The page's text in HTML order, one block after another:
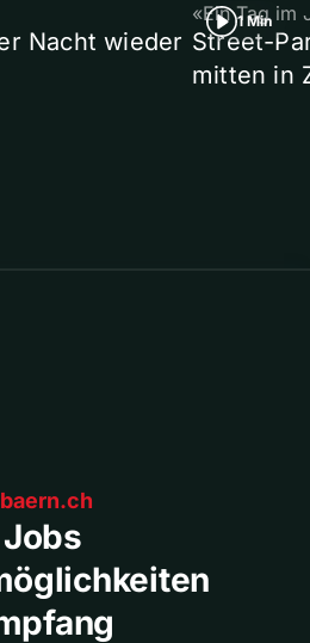
Nacht wieder
1 Min
«Ein Tag im
Street-
mitten in
Jobs